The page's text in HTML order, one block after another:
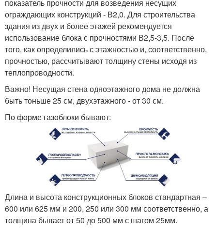
показатель прочности для возведения несущих
ограждающих конструкций - В2,0. Для строительства
здания из двух и более этажей рекомендуется
использование блока с прочностями В2,5-3,5. После
того, как определились с этажностью и, соответственно,
прочностью, рассчитывают толщину стены исходя из
теплопроводности.
Важно! Несущая стена одноэтажного дома не должна
быть тоньше 25 см, двухэтажного - от 30 см.
По форме газоблоки бывают:
Длина и высота конструкционных блоков стандартная –
600 или 625 мм и 200, 250 или 300 мм соответственно, а
толщина бывает от 50 до 500 мм с шагом 25мм.